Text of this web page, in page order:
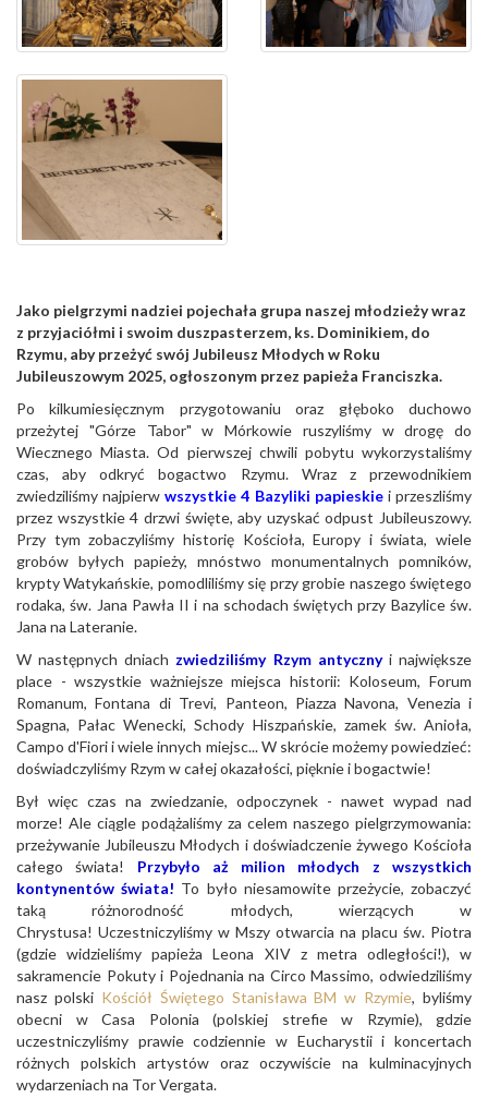
Jako pielgrzymi nadziei pojechała grupa naszej młodzieży wraz
z przyjaciółmi i swoim duszpasterzem, ks. Dominikiem, do
Rzymu, aby przeżyć swój Jubileusz Młodych w Roku
Jubileuszowym 2025, ogłoszonym przez papieża Franciszka.
Po kilkumiesięcznym przygotowaniu oraz głęboko duchowo
przeżytej "Górze Tabor" w Mórkowie ruszyliśmy w drogę do
Wiecznego Miasta. Od pierwszej chwili pobytu wykorzystaliśmy
czas, aby odkryć bogactwo Rzymu. Wraz z przewodnikiem
zwiedziliśmy najpierwwszystkie 4 Bazyliki papieskiei przeszliśmy
przez wszystkie 4 drzwi święte, aby uzyskać odpust Jubileuszowy.
Przy tym zobaczyliśmy historię Kościoła, Europy i świata, wiele
grobów byłych papieży, mnóstwo monumentalnych pomników,
krypty Watykańskie, pomodliliśmy się przy grobie naszego świętego
rodaka, św. Jana Pawła II i na schodach świętych przy Bazylice św.
Jana na Lateranie.
W następnych dniach zwiedziliśmy Rzym antycznyi największe
place - wszystkie ważniejsze miejsca historii: Koloseum, Forum
Romanum, Fontana di Trevi, Panteon, Piazza Navona, Venezia i
Spagna, Pałac Wenecki, Schody Hiszpańskie, zamek św. Anioła,
Campo d'Fiori i wiele innych miejsc... W skrócie możemy powiedzieć:
doświadczyliśmy Rzym w całej okazałości, pięknie i bogactwie!
Był więc czas na zwiedzanie, odpoczynek - nawet wypad nad
morze! Ale ciągle podążaliśmy za celem naszego pielgrzymowania:
przeżywanie Jubileuszu Młodych i doświadczenie żywego Kościoła
całego świata! Przybyło aż milion młodych z wszystkich
kontynentów świata! To było niesamowite przeżycie, zobaczyć
taką różnorodność młodych, wierzących w
Chrystusa! Uczestniczyliśmy w Mszy otwarcia na placu św. Piotra
(gdzie widzieliśmy papieża Leona XIV z metra odległości!), w
sakramencie Pokuty i Pojednania na Circo Massimo, odwiedziliśmy
nasz polski Kościół Świętego Stanisława BM w Rzymie, byliśmy
obecni w Casa Polonia (polskiej strefie w Rzymie), gdzie
uczestniczyliśmy prawie codziennie w Eucharystii i koncertach
różnych polskich artystów oraz oczywiście na kulminacyjnych
wydarzeniach na Tor Vergata.